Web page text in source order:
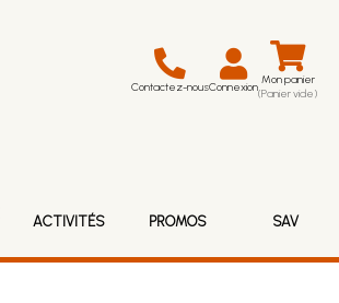
Contactez-nousConnexion Mon panier
(Panier vide)
ACTIVITÉS PROMOS SAV